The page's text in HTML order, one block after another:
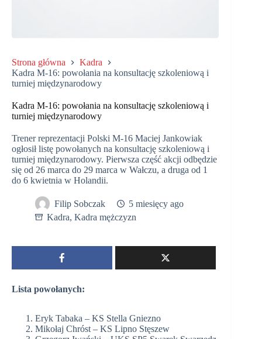
Strona główna
Kadra
Kadra M-16: powołania na konsultację szkoleniową i
turniej międzynarodowy
Kadra M-16: powołania na konsultację szkoleniową i
turniej międzynarodowy
Trener reprezentacji Polski M-16 Maciej Jankowiak
ogłosił listę powołanych na konsultację szkoleniową i
turniej międzynarodowy. Pierwsza część akcji odbędzie
się od 26 marca do 29 marca w Wałczu, a druga od 1
do 6 kwietnia w Holandii.
Filip Sobczak
5 miesięcy ago
Kadra, Kadra mężczyzn
Lista powołanych:
Eryk Tabaka – KS Stella Gniezno
Mikołaj Chróst – KS Lipno Stęszew